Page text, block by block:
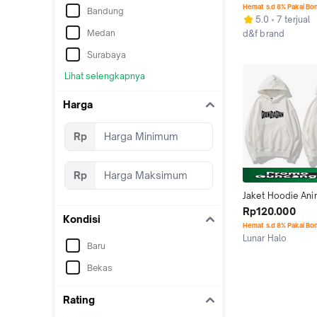
Bandung
Medan
Surabaya
Lihat selengkapnya
Harga
Rp
Rp
Kondisi
Baru
Bekas
Rating
OBSIDIAN DAN -
Hemat s.d 8% Pakai
5.0
7 terjual
d&f brand
Jaket Hoodie
Dandadan - Pria
Custom Polos
Rp120.000
Hemat s.d 8% Pakai
Lunar Halo